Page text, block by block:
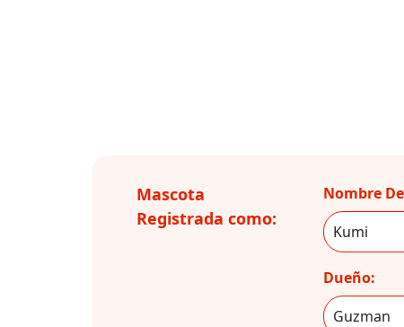
Mascota
Registrada como:
Nombre
Dueño: